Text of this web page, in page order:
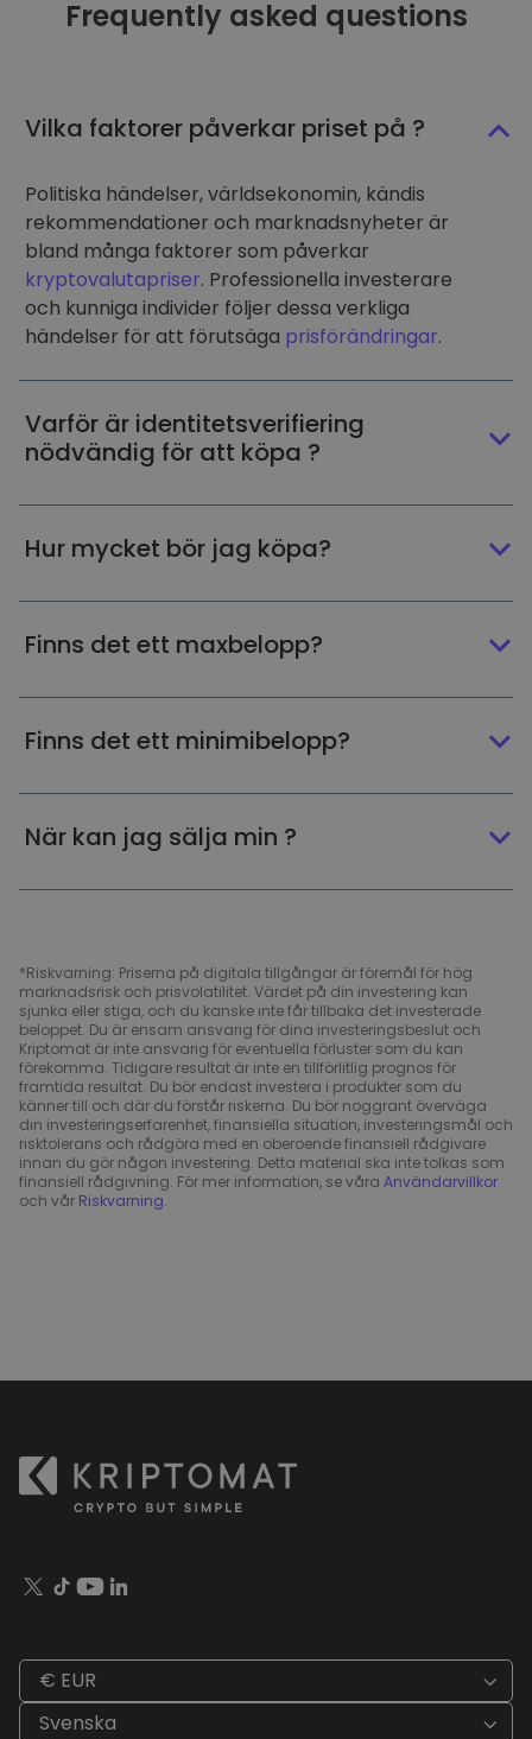
Frequently asked questions
Vilka faktorer påverkar priset på ?
Politiska händelser, världsekonomin, kändis
rekommendationer och marknadsnyheter är
bland många faktorer som påverkar
kryptovalutapriser. Professionella investerare
och kunniga individer följer dessa verkliga
händelser för att förutsäga prisförändringar.
Varför är identitetsverifiering
nödvändig för att köpa ?
Hur mycket bör jag köpa?
Finns det ett maxbelopp?
Finns det ett minimibelopp?
När kan jag sälja min ?
*Riskvarning: Priserna på digitala tillgångar är föremål för hög
marknadsrisk och prisvolatilitet. Värdet på din investering kan
sjunka eller stiga, och du kanske inte får tillbaka det investerade
beloppet. Du är ensam ansvarig för dina investeringsbeslut och
Kriptomat är inte ansvarig för eventuella förluster som du kan
förekomma. Tidigare resultat är inte en tillförlitlig prognos för
framtida resultat. Du bör endast investera i produkter som du
känner till och där du förstår riskerna. Du bör noggrant överväga
din investeringserfarenhet, finansiella situation, investeringsmål och
risktolerans och rådgöra med en oberoende finansiell rådgivare
innan du gör någon investering. Detta material ska inte tolkas som
finansiell rådgivning. För mer information, se våra Användarvillkor
och vår Riskvarning.
€ EUR
Svenska